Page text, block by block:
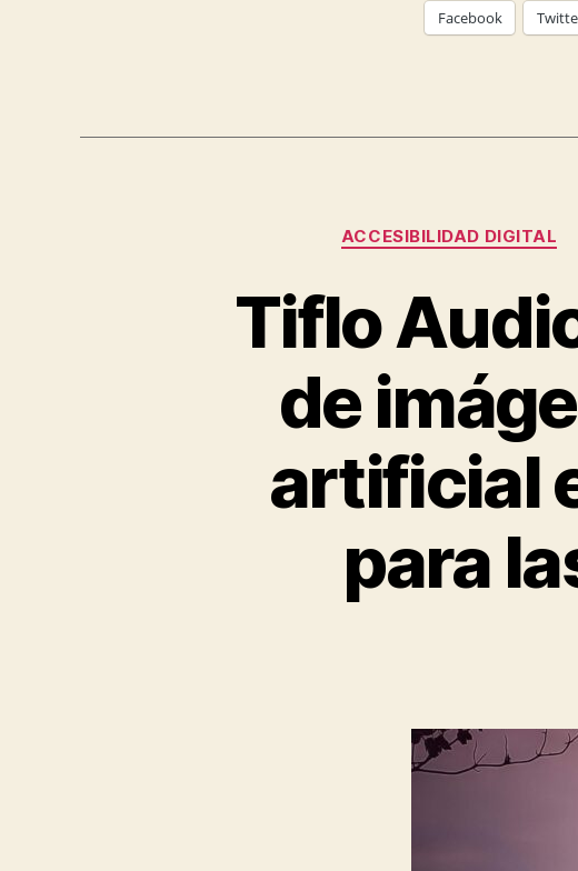
Facebook
ACCESIBILIDAD DIGITAL
Tiflo
de
artificial
para